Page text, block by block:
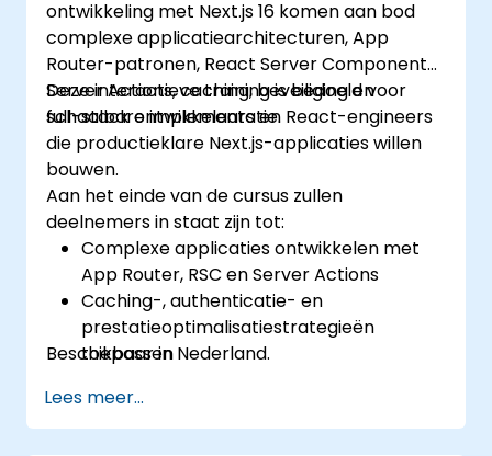
ontwikkeling met Next.js 16 komen aan bod
complexe applicatiearchitecturen, App
Router-patronen, React Server Components,
Server Actions, caching, beveiliging en
schaalbare implementatie.
Deze interactieve training is bedoeld voor
full-stack ontwikkelaars en React-engineers
die productieklare Next.js-applicaties willen
bouwen.
Aan het einde van de cursus zullen
deelnemers in staat zijn tot:
Complexe applicaties ontwikkelen met
App Router, RSC en Server Actions
Caching-, authenticatie- en
prestatieoptimalisatiestrategieën
toepassen
implementeren en monitoren op grote
schaal
Beschikbaar in Nederland.
Lees meer...